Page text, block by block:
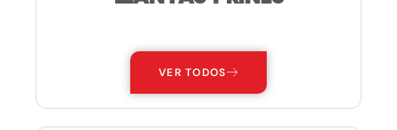
VER TODOS